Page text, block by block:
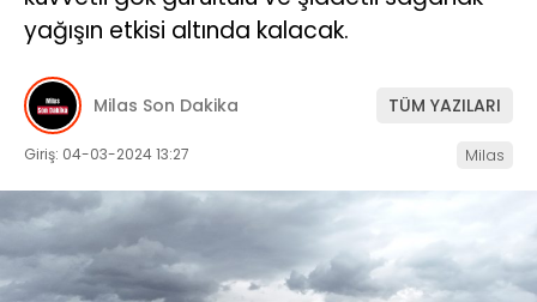
Facebook
KÜNYE
yağışın etkisi altında kalacak.
Milas Son Dakika TÜM YAZILARI
Giriş: 04-03-2024 13:27 Milas